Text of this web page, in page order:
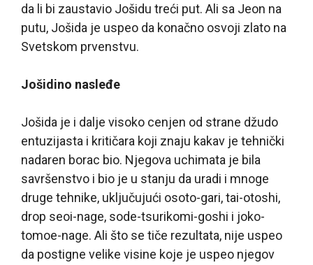
da li bi zaustavio Jošidu treći put. Ali sa Jeon na
putu, Jošida je uspeo da konačno osvoji zlato na
Svetskom prvenstvu.
Jošidino nasleđe
Jošida je i dalje visoko cenjen od strane džudo
entuzijasta i kritičara koji znaju kakav je tehnički
nadaren borac bio. Njegova uchimata je bila
savršenstvo i bio je u stanju da uradi i mnoge
druge tehnike, uključujući osoto-gari, tai-otoshi,
drop seoi-nage, sode-tsurikomi-goshi i joko-
tomoe-nage. Ali što se tiče rezultata, nije uspeo
da postigne velike visine koje je uspeo njegov